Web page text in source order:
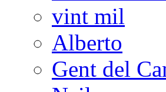
vint mil
Alberto
Gent del